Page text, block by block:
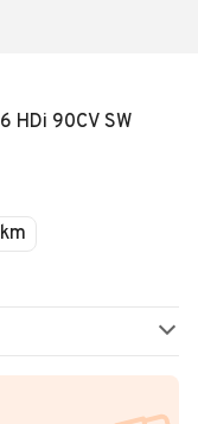
HDi 90CV SW